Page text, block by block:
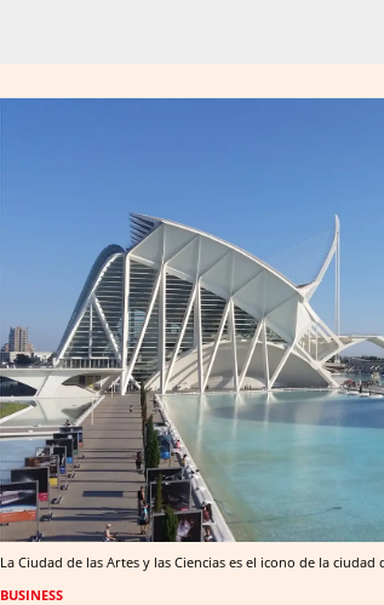
La Ciudad de las Artes y las Ciencias es el icono de la ciudad
BUSINESS